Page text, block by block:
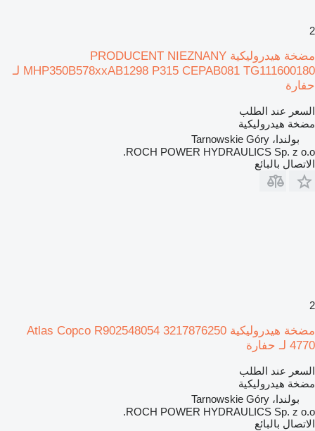
2
مضخة هيدروليكية PRODUCENT NIEZNANY
MHP350B578xxAB1298 P315 CEPAB081 TG111600180 لـ
حفارة
السعر عند الطلب
مضخة هيدروليكية
بولندا، Tarnowskie Góry
ROCH POWER HYDRAULICS Sp. z o.o.
الاتصال بالبائع
2
مضخة هيدروليكية Atlas Copco R902548054 3217876250
4770 لـ حفارة
السعر عند الطلب
مضخة هيدروليكية
بولندا، Tarnowskie Góry
ROCH POWER HYDRAULICS Sp. z o.o.
الاتصال بالبائع